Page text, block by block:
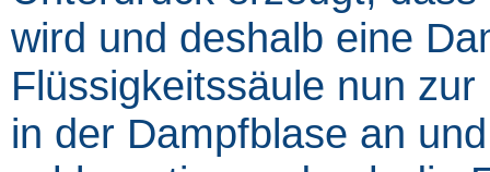
wird und deshalb eine
Flüssigkeitssäule nun
in der Dampfblase an